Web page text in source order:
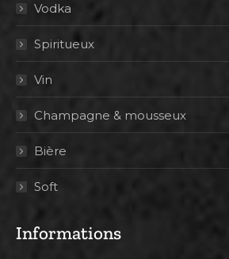
Vodka
Spiritueux
Vin
Champagne & mousseux
Bière
Soft
Informations